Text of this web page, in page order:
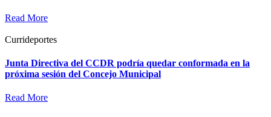
Read More
Currideportes
Junta Directiva del CCDR podría quedar conformada en la
próxima sesión del Concejo Municipal
Read More